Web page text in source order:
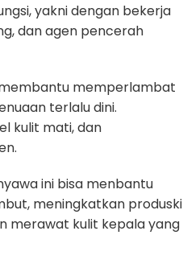
yakni dengan bekerja
dan agen pencerah
memperlambat
terlalu dini.
kulit mati, dan
ini bisa menbantu
meningkatkan produski
merawat kulit kepala yang